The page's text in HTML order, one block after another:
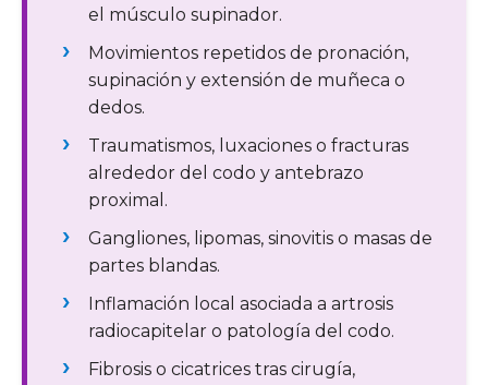
el músculo supinador.
Movimientos repetidos de pronación,
supinación y extensión de muñeca o
dedos.
Traumatismos, luxaciones o fracturas
alrededor del codo y antebrazo
proximal.
Gangliones, lipomas, sinovitis o masas de
partes blandas.
Inflamación local asociada a artrosis
radiocapitelar o patología del codo.
Fibrosis o cicatrices tras cirugía,